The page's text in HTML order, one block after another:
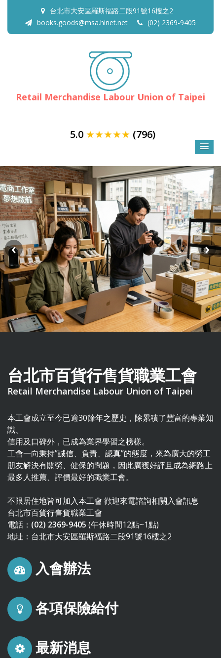
台北市大安區羅斯福路二段91號16樓之2
books.goods@msa.hinet.net
(02) 2369-9405
Retail Merchandise Labour Union of Taipei
5.0★★★★★ (796)
‹ ›
台北市百貨行售貨職業工會
Retail Merchandise Labour Union of Taipei
本工會成立至今已逾30餘年之歷史，除累積了豐富的專業知
識、
信用及口碑外，已成為業界學習之榜樣。
工會一向秉持”誠信、負責、認真”的態度，來為廣大的勞工
朋友解決有關勞、健保的問題，因此廣獲好評且成為網路上
最多人推薦、評價最好的職業工會。
不限居住地皆可加入本工會 歡迎來電諮詢相關入會訊息
台北市百貨行售貨職業工會
電話： (02) 2369-9405 (午休時間12點~1點)
地址：台北市大安區羅斯福路二段91號16樓之2
入會辦法
各項保險給付
最新消息